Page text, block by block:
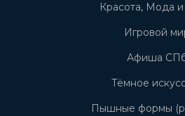
Красота, Мода и
Игровой
Афиша
Тёмное
Пышные формы